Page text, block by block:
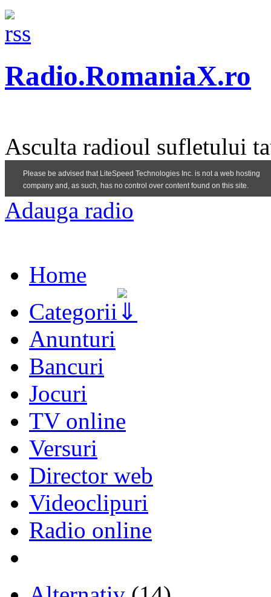
Radio.RomaniaX.ro
Asculta radioul sufletului
Adauga radio
Home
Categorii
Anunturi
Bancuri
Jocuri
TV online
Versuri
Director web
Videoclipuri
Radio online